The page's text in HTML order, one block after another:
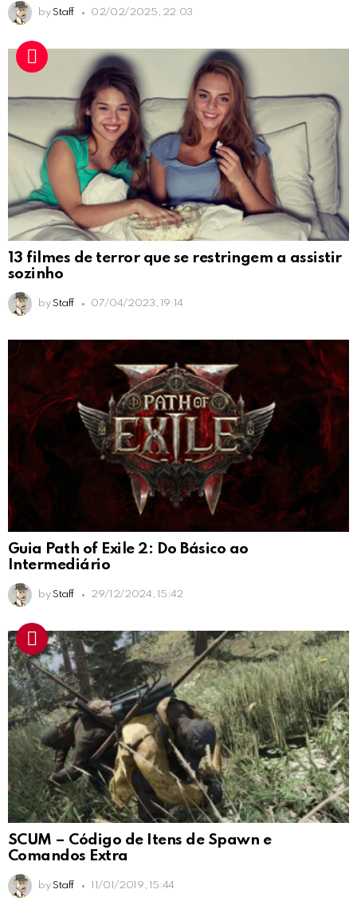
by Staff 02/02/2025, 22:03
13 filmes de terror que se restringem a assistir
sozinho
by Staff 07/04/2023, 19:14
Guia Path of Exile 2: Do Básico ao
Intermediário
by Staff 29/12/2024, 15:42
SCUM – Código de Itens de Spawn e
Comandos Extra
by Staff 11/01/2019, 15:44